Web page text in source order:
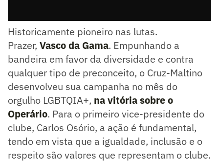
Historicamente pioneiro nas lutas.
Prazer, Vasco da Gama. Empunhando a
bandeira em favor da diversidade e contra
qualquer tipo de preconceito, o Cruz-Maltino
desenvolveu sua campanha no mês do
orgulho LGBTQIA+, na vitória sobre o
Operário. Para o primeiro vice-presidente do
clube, Carlos Osório, a ação é fundamental,
tendo em vista que a igualdade, inclusão e o
respeito são valores que representam o clube.